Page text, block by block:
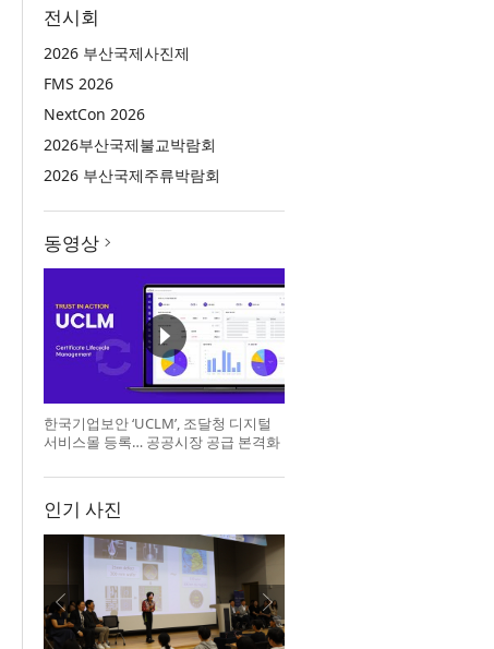
전시회
2026 부산국제사진제
FMS 2026
NextCon 2026
2026부산국제불교박람회
2026 부산국제주류박람회
동영상
한국기업보안 ‘UCLM’, 조달청 디지털
서비스몰 등록… 공공시장 공급 본격화
인기 사진